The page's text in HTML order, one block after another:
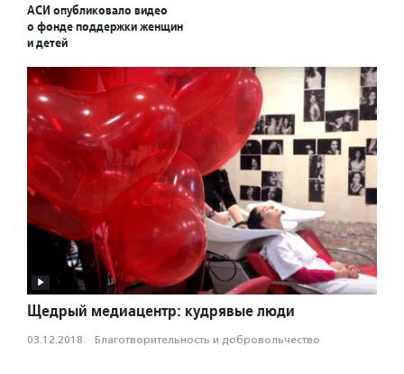
АСИ опубликовало видео
о фонде поддержки женщин
и детей
Щедрый медиацентр: кудрявые люди
03.12.2018 · Благотвори­тель­ность и доброволь­чест­во